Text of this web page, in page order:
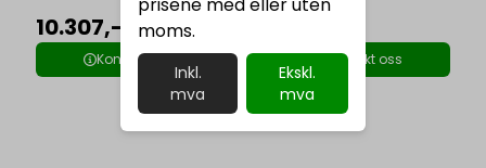
10.307,-
Kontakt oss Kontakt oss
moms.
Inkl.
mva
Ekskl.
mva